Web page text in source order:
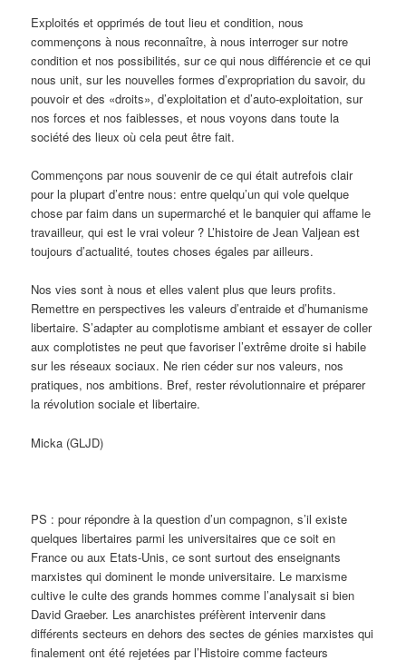
Exploités et opprimés de tout lieu et condition, nous
commençons à nous reconnaître, à nous interroger sur notre
condition et nos possibilités, sur ce qui nous différencie et ce qui
nous unit, sur les nouvelles formes d’expropriation du savoir, du
pouvoir et des «droits», d’exploitation et d’auto-exploitation, sur
nos forces et nos faiblesses, et nous voyons dans toute la
société des lieux où cela peut être fait.
Commençons par nous souvenir de ce qui était autrefois clair
pour la plupart d’entre nous: entre quelqu’un qui vole quelque
chose par faim dans un supermarché et le banquier qui affame le
travailleur, qui est le vrai voleur ? L’histoire de Jean Valjean est
toujours d’actualité, toutes choses égales par ailleurs.
Nos vies sont à nous et elles valent plus que leurs profits.
Remettre en perspectives les valeurs d’entraide et d’humanisme
libertaire. S’adapter au complotisme ambiant et essayer de coller
aux complotistes ne peut que favoriser l’extrême droite si habile
sur les réseaux sociaux. Ne rien céder sur nos valeurs, nos
pratiques, nos ambitions. Bref, rester révolutionnaire et préparer
la révolution sociale et libertaire.
Micka (GLJD)
PS : pour répondre à la question d’un compagnon, s’il existe
quelques libertaires parmi les universitaires que ce soit en
France ou aux Etats-Unis, ce sont surtout des enseignants
marxistes qui dominent le monde universitaire. Le marxisme
cultive le culte des grands hommes comme l’analysait si bien
David Graeber. Les anarchistes préfèrent intervenir dans
différents secteurs en dehors des sectes de génies marxistes qui
finalement ont été rejetées par l’Histoire comme facteurs